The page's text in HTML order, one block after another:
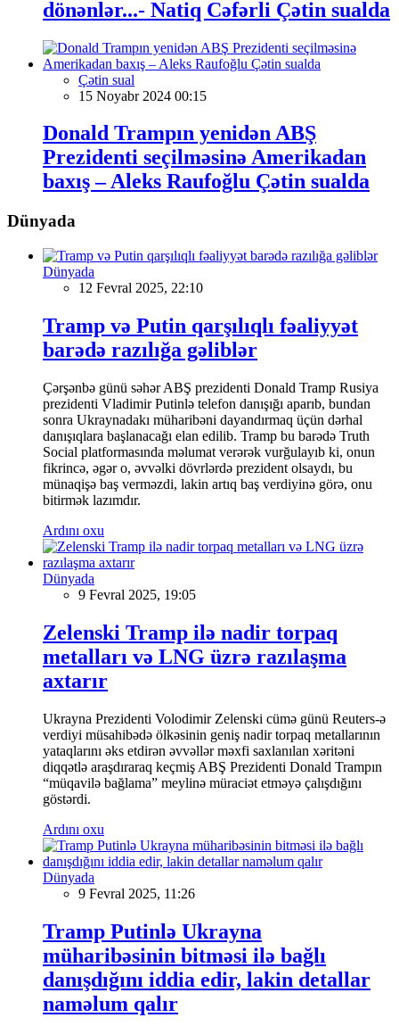
dönənlər...- Natiq Cəfərli Çətin sualda
Çətin sual
15 Noyabr 2024 00:15
Donald Trampın yenidən ABŞ
Prezidenti seçilməsinə Amerikadan
baxış – Aleks Raufoğlu Çətin sualda
Dünyada
Dünyada
12 Fevral 2025, 22:10
Tramp və Putin qarşılıqlı fəaliyyət
barədə razılığa gəliblər
Çərşənbə günü səhər ABŞ prezidenti Donald Tramp Rusiya
prezidenti Vladimir Putinlə telefon danışığı aparıb, bundan
sonra Ukraynadakı müharibəni dayandırmaq üçün dərhal
danışıqlara başlanacağı elan edilib. Tramp bu barədə Truth
Social platformasında məlumat verərək vurğulayıb ki, onun
fikrincə, əgər o, əvvəlki dövrlərdə prezident olsaydı, bu
münaqişə baş verməzdi, lakin artıq baş verdiyinə görə, onu
bitirmək lazımdır.
Ardını oxu
Dünyada
9 Fevral 2025, 19:05
Zelenski Tramp ilə nadir torpaq
metalları və LNG üzrə razılaşma
axtarır
Ukrayna Prezidenti Volodimir Zelenski cümə günü Reuters-ə
verdiyi müsahibədə ölkəsinin geniş nadir torpaq metallarının
yataqlarını əks etdirən əvvəllər məxfi saxlanılan xəritəni
diqqətlə araşdıraraq keçmiş ABŞ Prezidenti Donald Trampın
“müqavilə bağlama” meylinə müraciət etməyə çalışdığını
göstərdi.
Ardını oxu
Dünyada
9 Fevral 2025, 11:26
Tramp Putinlə Ukrayna
müharibəsinin bitməsi ilə bağlı
danışdığını iddia edir, lakin detallar
naməlum qalır